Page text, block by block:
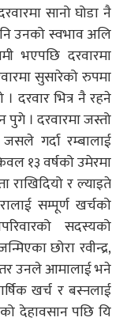
सानो घोडा नै
उनको स्वभाव अलि
भएपछि दरवारमा
सुसारेको रुपमा
दरवार भित्र नै रहने
पुगे । दरवारमा जस्तो
गर्दा रम्बालाई
१३ वर्षको उमेरमा
राखिदियो र ल्याइते
सम्पूर्ण खर्चको
सदस्यको
छोरा रवीन्द्र,
उनले आमालाई भने
खर्च र बस्नलाई
देहावसान पछि यि